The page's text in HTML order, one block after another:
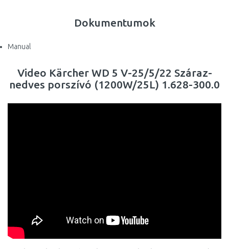
Dokumentumok
Manual
Video Kärcher WD 5 V-25/5/22 Száraz-
nedves porszívó (1200W/25L) 1.628-300.0